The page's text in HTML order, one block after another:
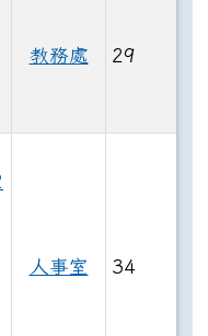
教務處 29
人事室 34